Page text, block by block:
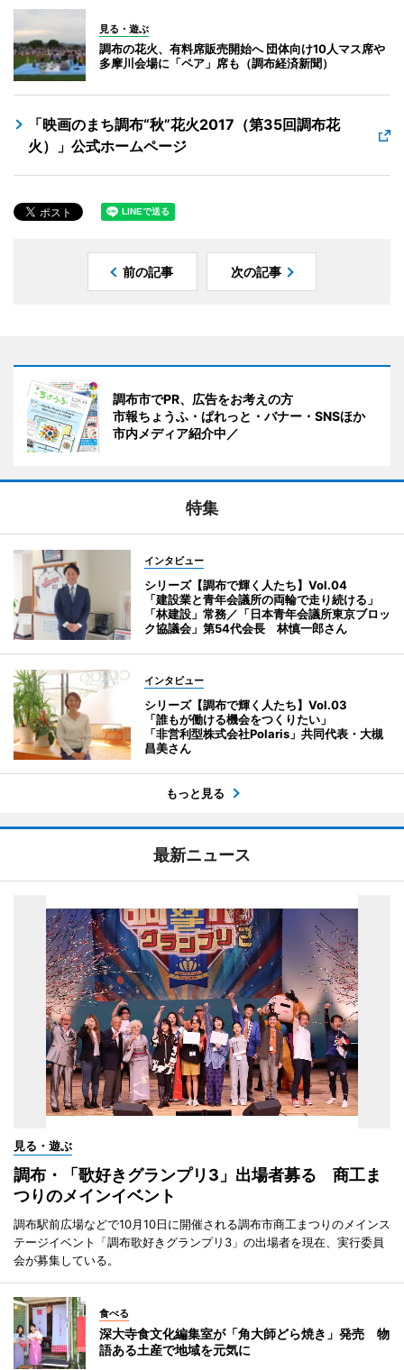
見る・遊ぶ
調布の花火、有料席販売開始へ 団体向け10人マス席や
多摩川会場に「ペア」席も（調布経済新聞）
「映画のまち調布“秋”花火2017（第35回調布花
火）」公式ホームページ
前の記事 次の記事
調布市でPR、広告をお考えの方
市報ちょうふ・ぱれっと・バナー・SNSほか
市内メディア紹介中／
特集
インタビュー
シリーズ【調布で輝く人たち】Vol.04
「建設業と青年会議所の両輪で走り続ける」
「林建設」常務／「日本青年会議所東京ブロッ
ク協議会」第54代会長 林慎一郎さん
インタビュー
シリーズ【調布で輝く人たち】Vol.03
「誰もが働ける機会をつくりたい」
「非営利型株式会社Polaris」共同代表・大槻
昌美さん
もっと見る
最新ニュース
見る・遊ぶ
調布・「歌好きグランプリ3」出場者募る 商工ま
つりのメインイベント
調布駅前広場などで10月10日に開催される調布市商工まつりのメインス
テージイベント「調布歌好きグランプリ3」の出場者を現在、実行委員
会が募集している。
食べる
深大寺食文化編集室が「角大師どら焼き」発売 物
語ある土産で地域を元気に